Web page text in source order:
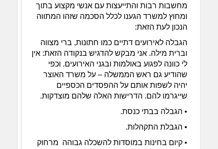
מחשבות רבות והתייעצות עם אנשי מקצוע בתוך
ומחוץ למשרד הגענו לכלל הסכמה שזהו המתווה
הנכון לעת הזאת:
הגבלה לאירועים דתיים כמו חתונות, ברי מצווה
וברית מילה. אני מבקש להדגיש בנקודה הזאת: אין
לי כוונה לפגוע באולמות ובגני האירועים. וכפי
שהודיע גם ראש הממשלה – על משרד האוצר
יהיה לשפות אותם על ההפסדים הכספיים
שייגרמו להם. הדרישות האלה שלהם מוצדקות.
• הגבלה בבתי כנסת.
• הגבלת התקהלות.
• קיום בחינות במוסדות להשכלה גבוהה מרחוק